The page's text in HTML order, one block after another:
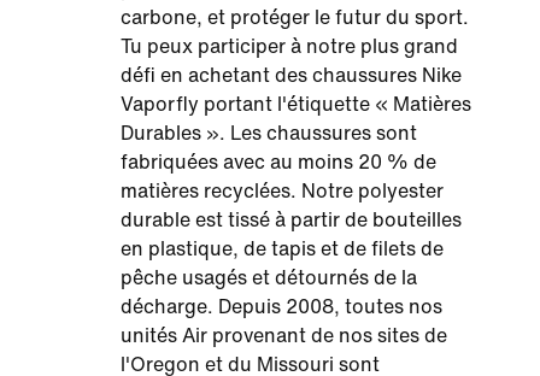
carbone, et protéger le futur du sport.
Tu peux participer à notre plus grand
défi en achetant des chaussures Nike
Vaporfly portant l'étiquette « Matières
Durables ». Les chaussures sont
fabriquées avec au moins 20 % de
matières recyclées. Notre polyester
durable est tissé à partir de bouteilles
en plastique, de tapis et de filets de
pêche usagés et détournés de la
décharge. Depuis 2008, toutes nos
unités Air provenant de nos sites de
l'Oregon et du Missouri sont